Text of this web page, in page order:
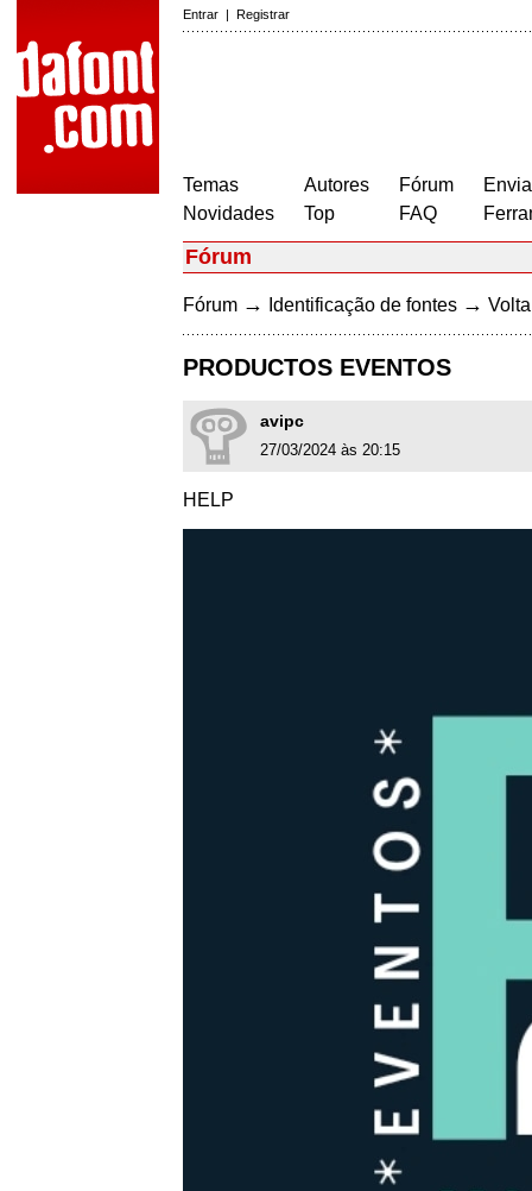
Entrar | Registrar
Temas
Novidades
Autores
Top
Fórum
FAQ
Fórum
Fórum → Identificação de fontes →
PRODUCTOS EVENTOS
avipc
27/03/2024 às 20:15
HELP